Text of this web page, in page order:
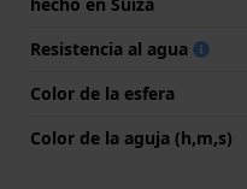
hecho en Suiza
Resistencia al agua
Color de la esfera
Color de la aguja (h,m,s)